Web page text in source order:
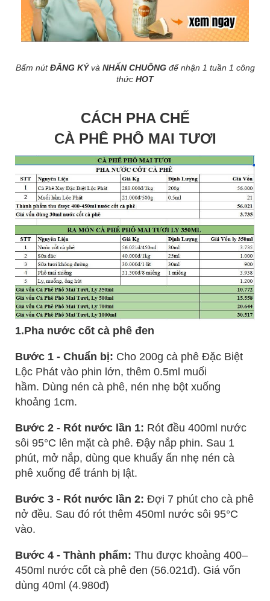
Bấm nútĐĂNG KÝvà NHẤN CHUÔNG để nhận 1 tuần 1 công
thức HOT
CÁCH PHA CHẾ
CÀ PHÊ PHÔ MAI TƯƠI
1.Pha nước cốt cà phê đen
Bước 1 - Chuẩn bị: Cho 200g cà phê Đặc Biệt
Lộc Phát vào phin lớn, thêm 0.5ml muối
hầm. Dùng nén cà phê, nén nhẹ bột xuống
khoảng 1cm.
Bước 2 - Rót nước lần 1: Rót đều 400ml nước
sôi 95°C lên mặt cà phê. Đậy nắp phin. Sau 1
phút, mở nắp, dùng que khuấy ấn nhẹ nén cà
phê xuống để tránh bị lật.
Bước 3 - Rót nước lần 2: Đợi 7 phút cho cà phê
nở đều. Sau đó rót thêm 450ml nước sôi 95°C
vào.
Bước 4 - Thành phẩm: Thu được khoảng 400–
450ml nước cốt cà phê đen (56.021đ). Giá vốn
dùng 40ml (4.980đ)